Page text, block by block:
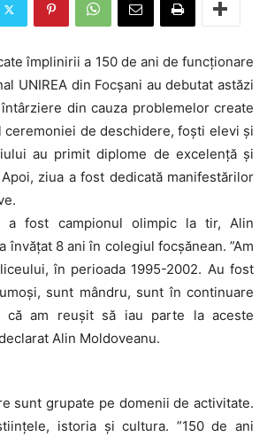
împlinirii a 150 de ani de funcționare
UNIREA din Focșani au debutat astăzi
din cauza problemelor create
ceremoniei de deschidere, foști elevi și
au primit diplome de excelență și
ziua a fost dedicată manifestărilor
a fost campionul olimpic la tir, Alin
învățat 8 ani în colegiul focșănean. ”Am
în perioada 1995-2002. Au fost
sunt mândru, sunt în continuare
că am reușit să iau parte la aceste
Alin Moldoveanu.
sunt grupate pe domenii de activitate.
istoria și cultura. ”150 de ani